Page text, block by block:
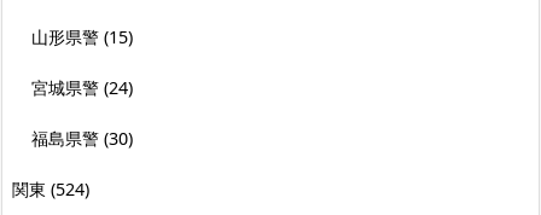
山形県警 (15)
宮城県警 (24)
福島県警 (30)
関東 (524)